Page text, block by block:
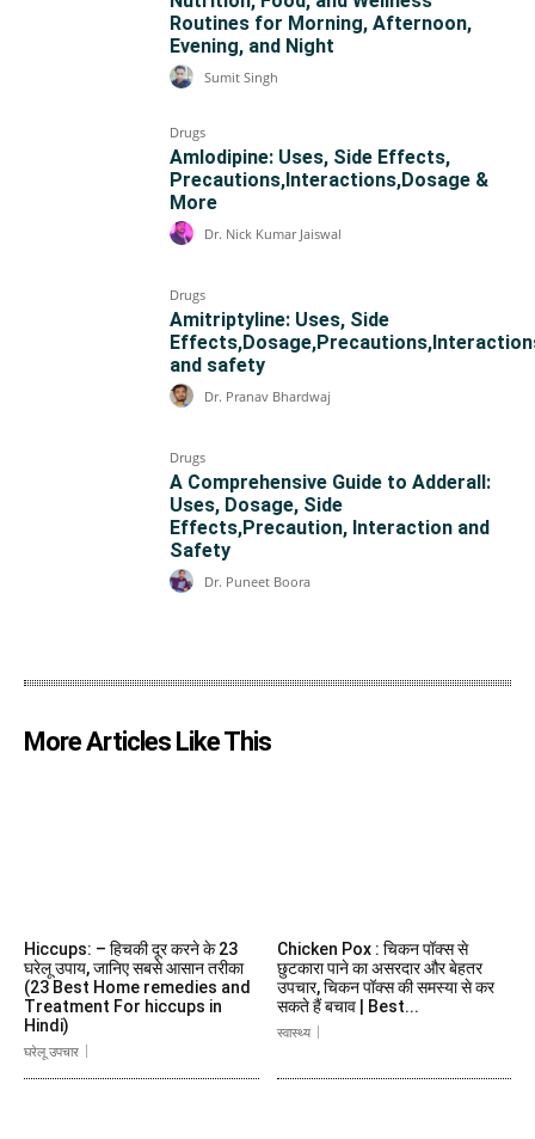
Routines for Morning, Afternoon,
Evening, and Night
Sumit Singh
Drugs
Amlodipine: Uses, Side Effects,
Precautions,Interactions,Dosage &
More
Dr. Nick Kumar Jaiswal
Drugs
Amitriptyline: Uses, Side
and safety
Dr. Pranav Bhardwaj
Drugs
A Comprehensive Guide to Adderall:
Uses, Dosage, Side
Effects,Precaution, Interaction and
Safety
Dr. Puneet Boora
More Articles Like This
Hiccups: – हिचकी दूर करने के 23
घरेलू उपाय, जानिए सबसे आसान तरीका
(23 Best Home remedies and
Treatment For hiccups in
Hindi)
घरेलू उपचार
Chicken Pox : चिकन पॉक्स से
छुटकारा पाने का असरदार और बेहतर
उपचार, चिकन पॉक्स की समस्या से कर
सकते हैं बचाव | Best...
स्वास्थ्य